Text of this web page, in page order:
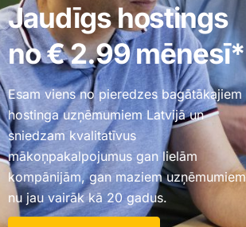
Jaudīgs hostings
no € 2.99 mēnesī*
Esam viens no pieredzes bagātākajiem
hostinga uzņēmumiem Latvijā un
sniedzam kvalitatīvus
mākoņpakalpojumus gan lielām
kompānijām, gan maziem uzņēmumiem
nu jau vairāk kā 20 gadus.